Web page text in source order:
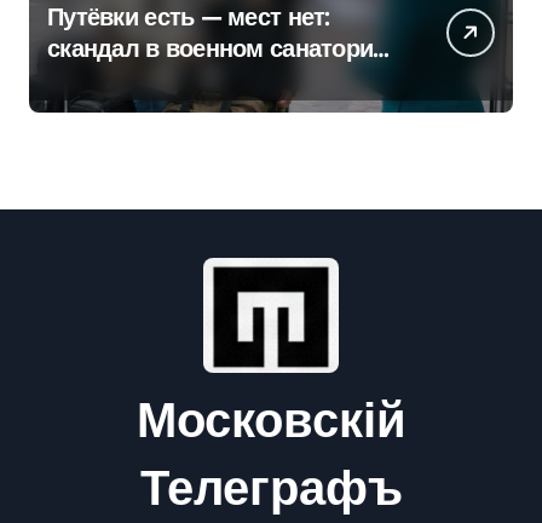
Путёвки есть — мест нет:
скандал в военном санатории
Московскій
Телеграфъ